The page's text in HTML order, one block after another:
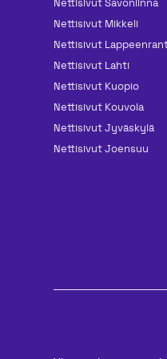
Nettisivut Savonlinna
Nettisivut Mikkeli
Nettisivut
Nettisivut Lahti
Nettisivut Kuopio
Nettisivut Kouvola
Nettisivut Jyväskylä
Nettisivut Joensuu